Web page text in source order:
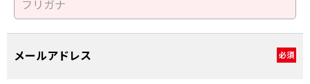
メールアドレス 必須